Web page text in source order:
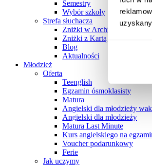
Semestry
Wybór szkoły
Strefa słuchacza
Zniżki w Archibaldzie
Zniżki z Kartą Słuchacza
Blog
Aktualności
Młodzież
Oferta
Teenglish
Egzamin ósmoklasisty
Matura
Angielski dla młodzieży
Angielski dla młodzieży
Matura Last Minute
Kurs angielskiego na
Voucher podarunkowy
Ferie
Jak uczymy